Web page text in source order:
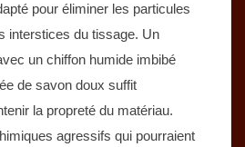
pour éliminer les particules
interstices du tissage. Un
un chiffon humide imbibé
de savon doux suffit
la propreté du matériau.
agressifs qui pourraient